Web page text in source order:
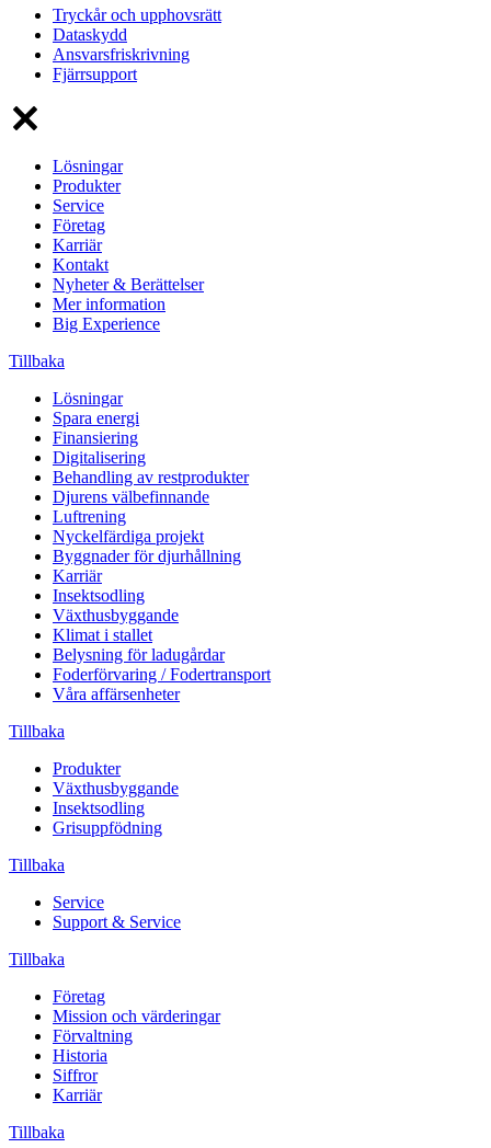
Tryckår och upphovsrätt
Dataskydd
Ansvarsfriskrivning
Fjärrsupport
Lösningar
Produkter
Service
Företag
Karriär
Kontakt
Nyheter & Berättelser
Mer information
Big Experience
Tillbaka
Lösningar
Spara energi
Finansiering
Digitalisering
Behandling av restprodukter
Djurens välbefinnande
Luftrening
Nyckelfärdiga projekt
Byggnader för djurhållning
Karriär
Insektsodling
Växthusbyggande
Klimat i stallet
Belysning för ladugårdar
Foderförvaring / Fodertransport
Våra affärsenheter
Tillbaka
Produkter
Växthusbyggande
Insektsodling
Grisuppfödning
Tillbaka
Service
Support & Service
Tillbaka
Företag
Mission och värderingar
Förvaltning
Historia
Siffror
Karriär
Tillbaka